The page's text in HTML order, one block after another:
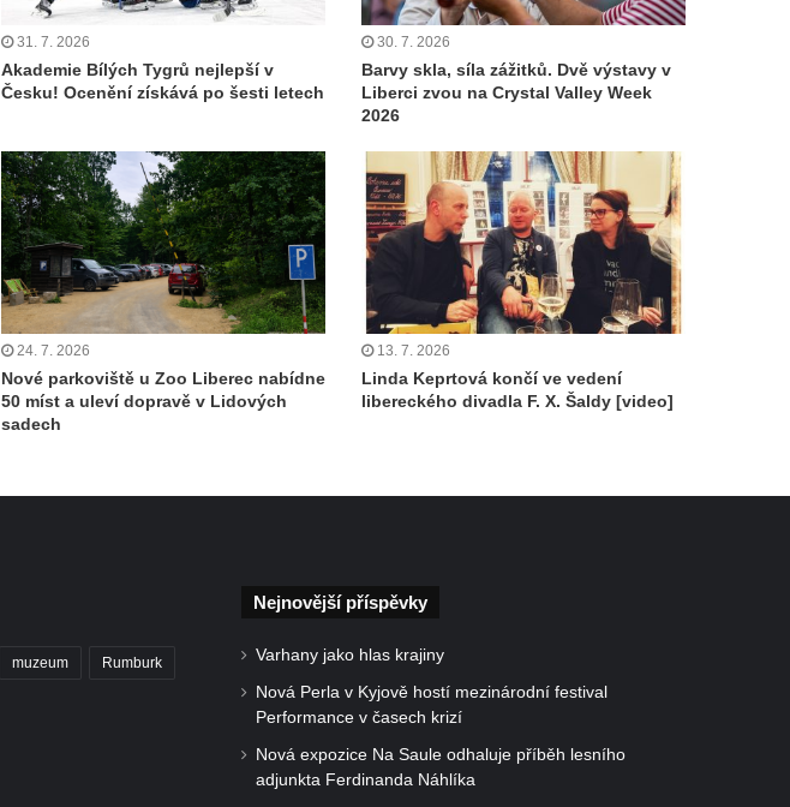
31. 7. 2026
Akademie Bílých Tygrů nejlepší v
Česku! Ocenění získává po šesti letech
30. 7. 2026
Barvy skla, síla zážitků. Dvě výstavy v
Liberci zvou na Crystal Valley Week
2026
24. 7. 2026
Nové parkoviště u Zoo Liberec nabídne
50 míst a uleví dopravě v Lidových
sadech
13. 7. 2026
Linda Keprtová končí ve vedení
libereckého divadla F. X. Šaldy [video]
muzeum Rumburk
Nejnovější příspěvky
Varhany jako hlas krajiny
Nová Perla v Kyjově hostí mezinárodní festival
Performance v časech krizí
Nová expozice Na Saule odhaluje příběh lesního
adjunkta Ferdinanda Náhlíka